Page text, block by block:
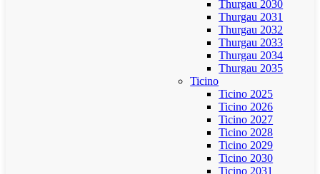
Thurgau 2030
Thurgau 2031
Thurgau 2032
Thurgau 2033
Thurgau 2034
Thurgau 2035
Ticino
Ticino 2025
Ticino 2026
Ticino 2027
Ticino 2028
Ticino 2029
Ticino 2030
Ticino 2031